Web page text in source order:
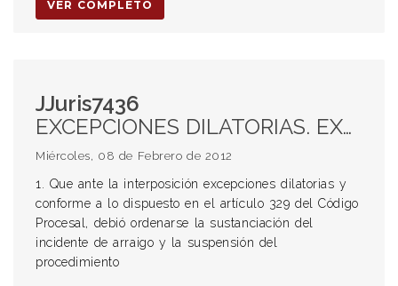
VER COMPLETO
JJuris7436
EXCEPCIONES DILATORIAS. EXCEPCIÓN DE ARRAIGO. EXCEPCIÓN DE FALTA DE PERSONERÍA. ART 329 CPCCSF. INCIDENTE DE ARRAIGO. SUSPENSIÓN DEL PROCEDIMIENTO.ART 331 CPCCSF. INCIDENTE DE ARRAIGO. PRONUNCIAMIENTO APELABLE CON EFECTO DEVOLUTIVO. APELACIÓN DEL AUTO DE FALTA DE PERSONERÍA. APELABLE CON EFECTO SUSPENSIVO.
Miércoles, 08 de Febrero de 2012
1. Que ante la interposición excepciones dilatorias y
conforme a lo dispuesto en el artículo 329 del Código
Procesal, debió ordenarse la sustanciación del
incidente de arraigo y la suspensión del
procedimiento